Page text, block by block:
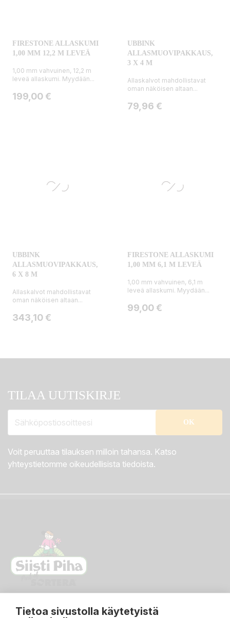
Tietoa sivustolla käytetyistä
FIRESTONE ALLASKUMI
1,00 MM 12,2 M LEVEÄ
1,00 mm vahvuinen, 12,2 m
leveä allaskumi. Myydään...
Hinta
199,00 €
UBBINK
ALLASMUOVIPAKKAUS,
3 X 4 M
Allaskalvot mahdollistavat
oman näköisen altaan...
Hinta
79,96 €
UBBINK
ALLASMUOVIPAKKAUS,
6 X 8 M
Allaskalvot mahdollistavat
oman näköisen altaan...
Hinta
343,10 €
FIRESTONE ALLASKUMI
1,00 MM 6,1 M LEVEÄ
1,00 mm vahvuinen, 6,1 m
leveä allaskumi. Myydään...
Hinta
99,00 €
TILAA UUTISKIRJE
Voit peruuttaa tilauksen milloin tahansa. Katso
yhteystietomme oikeudellisista tiedoista.